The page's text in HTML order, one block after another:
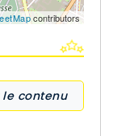
contributors
le contenu